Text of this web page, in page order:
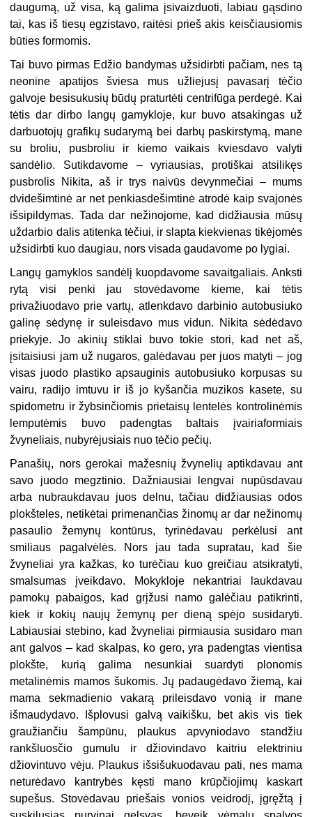
daugumą, už visa, ką galima įsivaizduoti, labiau gąsdino
tai, kas iš tiesų egzistavo, raitėsi prieš akis keisčiausiomis
būties formomis.
Tai buvo pirmas Edžio bandymas užsidirbti pačiam, nes tą
neonine apatijos šviesa mus užliejusį pavasarį tėčio
galvoje besisukusių būdų praturtėti centrifūga perdegė. Kai
tėtis dar dirbo langų gamykloje, kur buvo atsakingas už
darbuotojų grafikų sudarymą bei darbų paskirstymą, mane
su broliu, pusbroliu ir kiemo vaikais kviesdavo valyti
sandėlio. Sutikdavome – vyriausias, protiškai atsilikęs
pusbrolis Nikita, aš ir trys naivūs devynmečiai – mums
dvidešimtinė ar net penkiasdešimtinė atrodė kaip svajonės
išsipildymas. Tada dar nežinojome, kad didžiausia mūsų
uždarbio dalis atitenka tėčiui, ir slapta kiekvienas tikėjomės
užsidirbti kuo daugiau, nors visada gaudavome po lygiai.
Langų gamyklos sandėlį kuopdavome savaitgaliais. Anksti
rytą visi penki jau stovėdavome kieme, kai tėtis
privažiuodavo prie vartų, atlenkdavo darbinio autobusiuko
galinę sėdynę ir suleisdavo mus vidun. Nikita sėdėdavo
priekyje. Jo akinių stiklai buvo tokie stori, kad net aš,
įsitaisiusi jam už nugaros, galėdavau per juos matyti – jog
visas juodo plastiko apsauginis autobusiuko korpusas su
vairu, radijo imtuvu ir iš jo kyšančia muzikos kasete, su
spidometru ir žybsinčiomis prietaisų lentelės kontrolinėmis
lemputėmis buvo padengtas baltais įvairiaformiais
žvyneliais, nubyrėjusiais nuo tėčio pečių.
Panašių, nors gerokai mažesnių žvynelių aptikdavau ant
savo juodo megztinio. Dažniausiai lengvai nupūsdavau
arba nubraukdavau juos delnu, tačiau didžiausias odos
plokšteles, netikėtai primenančias žinomų ar dar nežinomų
pasaulio žemynų kontūrus, tyrinėdavau perkėlusi ant
smiliaus pagalvėlės. Nors jau tada supratau, kad šie
žvyneliai yra kažkas, ko turėčiau kuo greičiau atsikratyti,
smalsumas įveikdavo. Mokykloje nekantriai laukdavau
pamokų pabaigos, kad grįžusi namo galėčiau patikrinti,
kiek ir kokių naujų žemynų per dieną spėjo susidaryti.
Labiausiai stebino, kad žvyneliai pirmiausia susidaro man
ant galvos – kad skalpas, ko gero, yra padengtas vientisa
plokšte, kurią galima nesunkiai suardyti plonomis
metalinėmis mamos šukomis. Jų padaugėdavo žiemą, kai
mama sekmadienio vakarą prileisdavo vonią ir mane
išmaudydavo. Išplovusi galvą vaikišku, bet akis vis tiek
graužiančiu šampūnu, plaukus apvyniodavo standžiu
rankšluosčio gumulu ir džiovindavo kaitriu elektriniu
džiovintuvo vėju. Plaukus išsišukuodavau pati, nes mama
neturėdavo kantrybės kęsti mano krūpčiojimų kaskart
supešus. Stovėdavau priešais vonios veidrodį, įgręžtą į